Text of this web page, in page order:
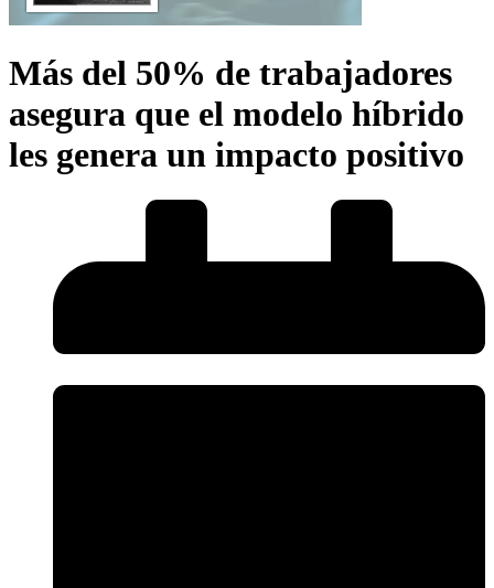
Más del 50% de trabajadores
asegura que el modelo híbrido
les genera un impacto positivo